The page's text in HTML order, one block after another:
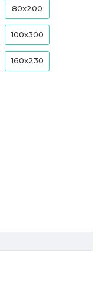
80x200
100x300
160x230